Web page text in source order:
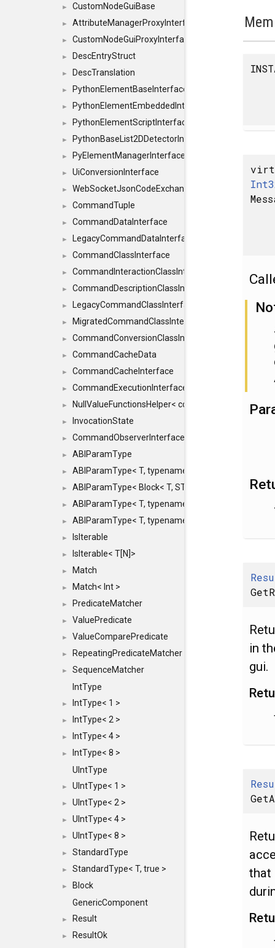
► CustomNodeGuiBase
► AttributeManagerProxyInterface
► CustomNodeGuiProxyInterface
► DescEntryStruct
► DescTranslation
► PythonElementBaseInterface
► PythonElementEmbeddedInterface
► PythonElementScriptInterface
► PythonBaseList2DDetectorInterface
► PyElementManagerInterface
► UiConversionInterface
► WebSocketJsonCodeExchangerInterface
► CommandTuple
► CommandDataInterface
► LegacyCommandDataInterface
► CommandClassInterface
► CommandInteractionClassInterface
► CommandDescriptionClassInterface
► LegacyCommandClassInterface
► MigratedCommandClassInterface
► CommandConversionClassInterface
► CommandCacheData
► CommandCacheInterface
► CommandExecutionInterface
► NullValueFunctionsHelper< const Result<
► InvocationState
► CommandObserverInterface
► ABIParamType
► ABIParamType< T, typename std::enable_if<
► ABIParamType< Block< T, STRIDED, MOVE > >
► ABIParamType< T, typename std::enable_if<
► ABIParamType< T, typename std::enable_if<
► IsIterable
► IsIterable< T[N]>
► Match
► Match< Int >
► PredicateMatcher
► ValuePredicate
► ValueComparePredicate
► RepeatingPredicateMatcher
►
SequenceMatcher
IntType
► IntType< 1 >
► IntType< 2 >
► IntType< 4 >
►
IntType< 8 >
UIntType
► UIntType< 1 >
► UIntType< 2 >
► UIntType< 4 >
► UIntType< 8 >
► StandardType
► StandardType< T, true >
►
Block
GenericComponent
► Result
►
ResultOk
in
gui.
that